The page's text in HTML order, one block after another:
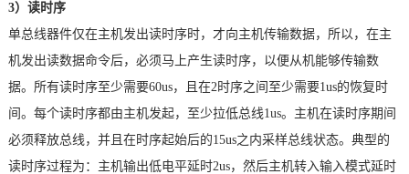
3）读时序
单总线器件仅在主机发出读时序时，才向主机传输数据，所以，在主
机发出读数据命令后，必须马上产生读时序，以便从机能够传输数
据。所有读时序至少需要60us，且在2时序之间至少需要1us的恢复时
间。每个读时序都由主机发起，至少拉低总线1us。主机在读时序期间
必须释放总线，并且在时序起始后的15us之内采样总线状态。典型的
读时序过程为：主机输出低电平延时2us，然后主机转入输入模式延时